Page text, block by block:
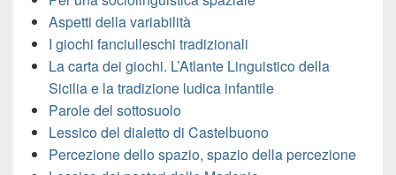
Aspetti della variabilità
I giochi fanciulleschi tradizionali
La carta dei giochi. L’Atlante Linguistico della
Sicilia e la tradizione ludica infantile
Parole del sottosuolo
Lessico del dialetto di Castelbuono
Percezione dello spazio, spazio della percezione